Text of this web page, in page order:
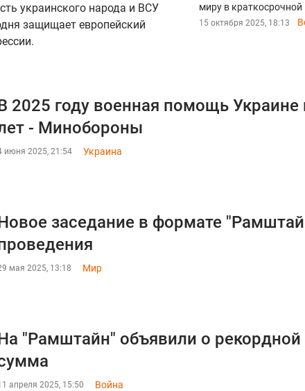
украинского народа и ВСУ
защищает европейский
миру в краткосрочной
15 октября 2025, 18:13
2025 году военная помощь
- Минобороны
июня 2025, 21:54 Украина
заседание в формате
мая 2025, 13:18 Мир
"Рамштайн" объявили о
апреля 2025, 15:50 Война